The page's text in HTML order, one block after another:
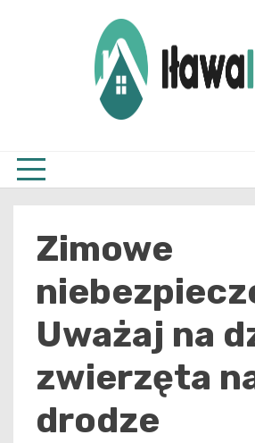
Zimowe
Uważaj na
zwierzęta
drodze